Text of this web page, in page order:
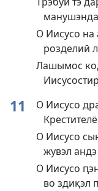
О Иисусо на
розделий
Лашымос
11
О Иисусо
Крестителё
О Иисусо
жувэл
О Иисусо
во здиқэл